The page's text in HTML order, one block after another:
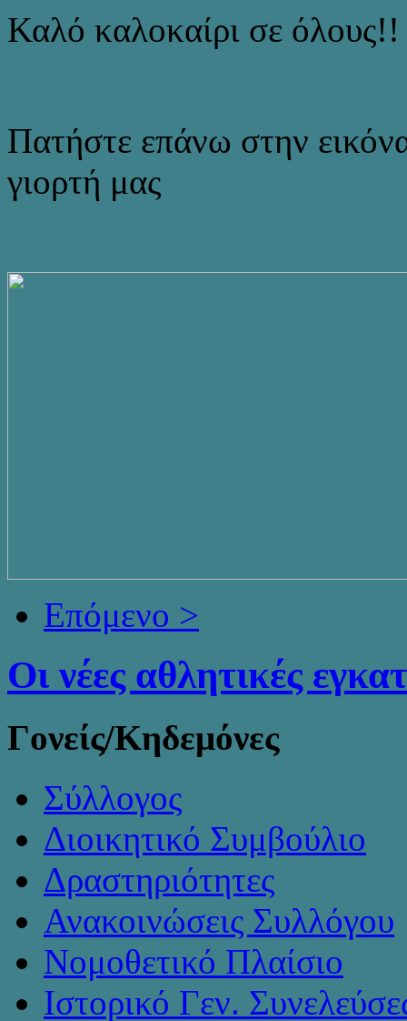
Καλό καλοκαίρι σε όλους!!
Πατήστε επάνω στην
γιορτή μας
Επόμενο >
Οι νέες αθλητικές
Γονείς/Κηδεμόνες
Σύλλογος
Διοικητικό Συμβούλιο
Δραστηριότητες
Ανακοινώσεις Συλλόγου
Νομοθετικό Πλαίσιο
Ιστορικό Γεν.